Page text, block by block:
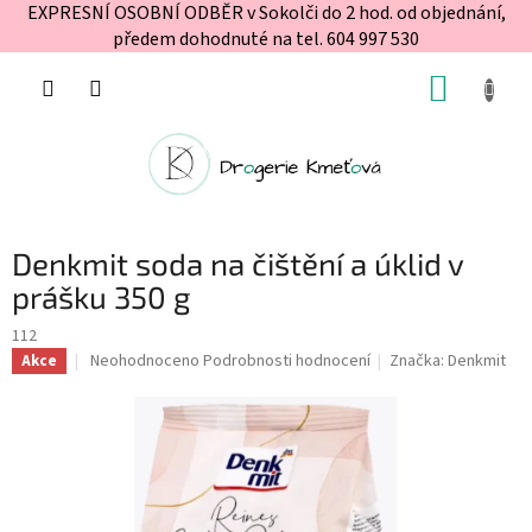
EXPRESNÍ OSOBNÍ ODBĚR v Sokolči do 2 hod. od objednání,
předem dohodnuté na tel. 604 997 530
Denkmit soda na čištění a úklid v
prášku 350 g
112
Akce
Průměrné
Neohodnoceno Podrobnosti hodnocení Značka:Denkmit